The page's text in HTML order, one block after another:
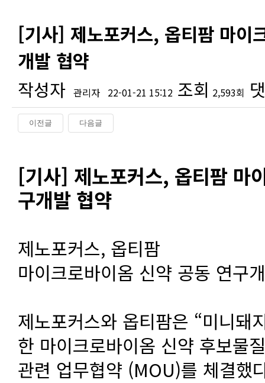
[기사] 제노포커스, 옵티팜 마이
개발 협약
작성자 관리자 22-01-21 15:12 조회 2,593회
이전글 다음글
[기사] 제노포커스, 옵티팜 마
구개발 협약
제노포커스, 옵티팜
마이크로바이옴 신약 공동 연구
제노포커스와 옵티팜은 “미니
한 마이크로바이옴 신약 후보물
관련 업무협약 (MOU)를 체결했